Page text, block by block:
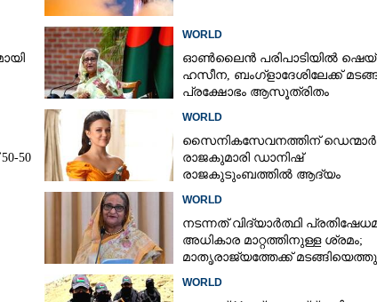
WORLD
ഓൺലൈൻ പരിപാടിയിൽ
ഹസീന, ബംഗ്ളാദേശിലേക്ക്
പ്രക്ഷോഭം ആസൂത്രിതം
50
WORLD
സൈനികസേവനത്തിന്
രാജകുമാരി ഡാനിഷ്
രാജകുടുംബത്തിൽ ആദ്യം
WORLD
നടന്നത് വിദ്യാർത്ഥി
അധികാര മാറ്റത്തിനുള്ള ശ്രമം;
മാതൃരാജ്യത്തേക്ക്
WORLD